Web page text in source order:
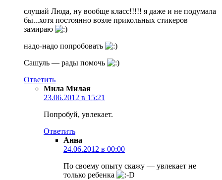
слушай Люда, ну вообще класс!!!!! я даже и не подумала
бы...хотя постоянно возле прикольных стикеров
замираю
надо-надо попробовать
Сашуль — рады помочь
Ответить
Мила Милая
23.06.2012 в 15:21
Попробуй, увлекает.
Ответить
Анна
24.06.2012 в 00:00
По своему опыту скажу — увлекает не
только ребенка